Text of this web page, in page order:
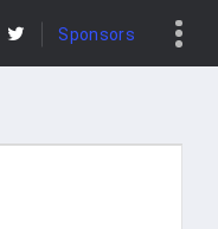
Sponsors